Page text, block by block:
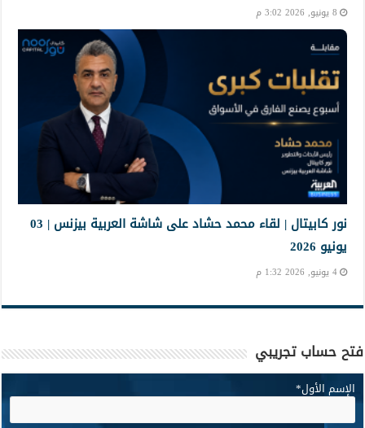
8 يونيو, 2026 3:02 م
نور كابيتال | لقاء محمد حشاد على شاشة العربية بيزنس | 03
يونيو 2026
4 يونيو, 2026 1:32 م
فتح حساب تجريبي
الإسم الأول*